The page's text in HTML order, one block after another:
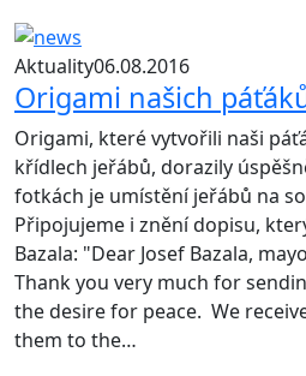
Aktuality06.08.2016
Origami našich
Origami, které vytvořili naši
křídlech jeřábů, dorazily
fotkách je umístění jeřábů na
Připojujeme i znění dopisu,
Bazala: "Dear Josef Bazala,
Thank you very much for
the desire for peace. We
them to the…